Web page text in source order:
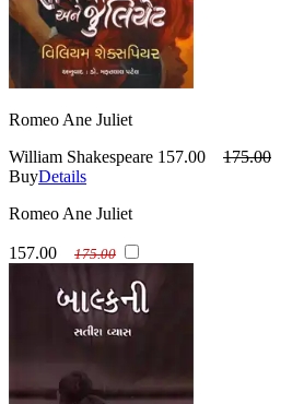
Romeo Ane Juliet
William Shakespeare 157.00
175.00
BuyDetails
Romeo Ane Juliet
157.00 175.00